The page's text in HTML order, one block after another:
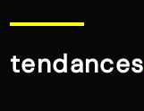
tendances